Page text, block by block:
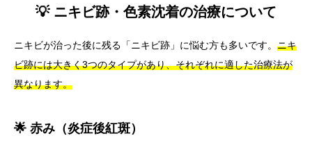
💡 ニキビ跡・色素沈着の治療について
ニキビが治った後に残る「ニキビ跡」に悩む方も多いです。 ニキ
ビ跡には大きく3つのタイプがあり、それぞれに適した治療法が
異なります。
🌟 赤み（炎症後紅斑）